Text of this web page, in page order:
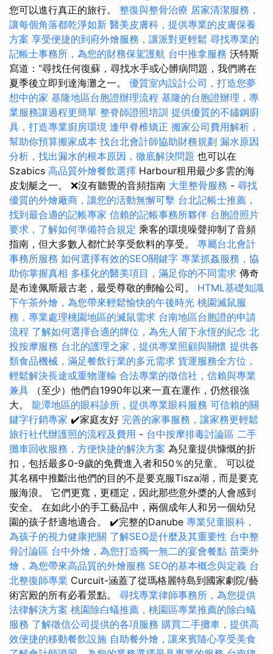
您可以進行真正的旅行。 整復與整骨治療 居家清潔服務，
讓每個角落都乾淨如新 醫美皮膚科，提供專業的皮膚保養
方案 享受便捷的到府外燴服務，讓派對更輕鬆 尋找專業的
記帳士事務所，為您的財務保駕護航 台中推拿服務 沃特斯
寫道：“尋找任何復蘇，尋找水手或心髒病問題，我們將在
夏季後立即到達海灘之一。 優質室內設計公司，打造您夢
想中的家 基隆地區台胞證辦理流程 基隆的台胞證辦理，專
業服務讓過程更簡單 整脊師證照培訓 提供優質的不鏽鋼廚
具，打造專業廚房環境 逢甲脊椎矯正 搬家公司費用解析，
幫助你預算搬家成本 找台北會計師協助財務規劃 漏水原因
分析，找出漏水的根本原因，徹底解決問題 也可以在
Szabics 高品質外燴餐飲選擇 Harbour租用最少多雲的海
皮划艇之一。 ❌沒有聽覺的音頻指南 大里整骨服務 - 尋找
優質的外燴廠商，讓您的活動無懈可擊 台北記帳士推薦，
找到最合適的記帳專家 信賴的記帳事務所夥伴 台胞證照片
要求，了解如何準備符合規定 乘客的環境噪聲抑制了音頻
指南，但大多數人都忙於享受飲料的享受。 專屬台北會計
事務所服務 如何選擇有效的SEO關鍵字 專業抓姦服務，協
助你掌握真相 多樣化的醫美項目，滿足你的不同需求 傳奇
是布達佩斯最古老，最受尊敬的郵輪公司。 HTML基礎知識
下午茶外燴，為您帶來輕鬆愉快的午後時光 桃園滅鼠服
務，專業處理桃園地區的滅鼠需求 台南地區台胞證的申請
流程 了解如何選擇合適的牌位，為先人留下永恆的紀念 北
投按摩服務 台北的護理之家，提供專業照顧與關懷 提供各
類食品機械，滿足餐飲行業的多元需求 貨運服務全方位，
輕鬆解決長途或重物運輸 合法專業的徵信社，信賴與專業
兼具 （至少）他們自1990年以來一直在運作，仍然很強
大。 龍潭地區的眼科診所，提供專業眼科服務 可信賴的關
鍵字行銷專家 ✔️家庭友好 完善的家事服務，讓家務更輕鬆
旅行社代辦護照的流程及費用 - 台中按摩排毒討論區 二手
攤車回收服務，方便快捷的解決方案 為兒童提供慷慨的折
扣，包括最多0-9歲的免費進入者和50％的兒童。 可以從
其名稱中推斷出他們的目的不是要克服Tisza湖，而是要克
服海浪。 它們更寬，更穩定，因此那些意外槳的人會感到
安全。 在如此小的手工藝品中，兩個成年人和另一個幼兒
園的孩子舒適地適合。 ✔️完整的Danube 專業兒童眼科，
為孩子的視力健康把關 了解SEO是什麼及其重要性 台中整
骨討論區 台中外燴，為您打造獨一無二的宴會餐點 苗栗外
燴，為您帶來高品質的外燴服務 SEO的基本概念與定義 台
北整復師專業 Curcuit-涵蓋了從瑪格麗特島到國家劇院/藝
術宮殿的所有必看景點。 尋找專業律師事務所，為您提供
法律解決方案 桃園除白蟻推薦，桃園區專業推薦的除白蟻
服務 了解徵信公司提供的各項服務 購買二手攤車，提供高
效便捷的移動餐飲設施 自助餐外燴，讓來賓隨心享受美食